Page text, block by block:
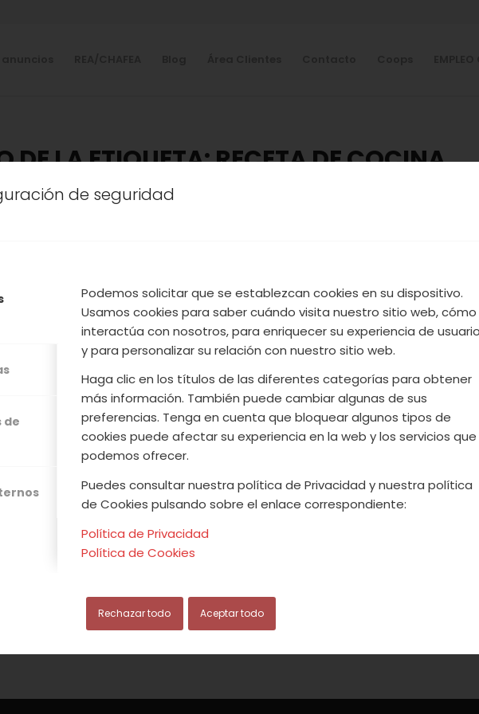
de seguridad
de
Podemos solicitar que se establezcan cookies en su dispositivo.
Usamos cookies para saber cuándo visita nuestro sitio web, cómo
interactúa con nosotros, para enriquecer su experiencia de usuario
y para personalizar su relación con nuestro sitio web.
Haga clic en los títulos de las diferentes categorías para obtener
más información. También puede cambiar algunas de sus
preferencias. Tenga en cuenta que bloquear algunos tipos de
cookies puede afectar su experiencia en la web y los servicios que
podemos ofrecer.
Puedes consultar nuestra política de Privacidad y nuestra política
de Cookies pulsando sobre el enlace correspondiente:
Política de Privacidad
Política de Cookies
Rechazar todo Aceptar todo
DE LA ETIQUETA:RECETA DE COCINA
, COOPERATIVA,NUESTROS PRODUCTOS
de las navidades y qué mejor que una sencilla receta de
para acompañar nuestros platos de carnes, pescados o
cocineros de Directo al Paladar os invitamos a que probeis ha
qué rico!!!!
Leer más
0 COMENTARIOS
/ PORACVJ